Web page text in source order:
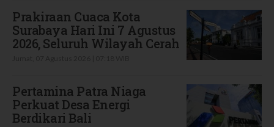
Prakiraan Cuaca Kota
Surabaya Hari Ini 7 Agustus
2026, Seluruh Wilayah Cerah
Pertamina Patra Niaga
Perkuat Desa Energi
Berdikari Bali